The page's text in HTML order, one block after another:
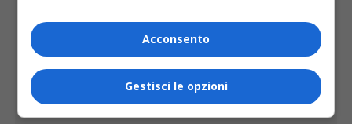
Acconsento
Gestisci le opzioni